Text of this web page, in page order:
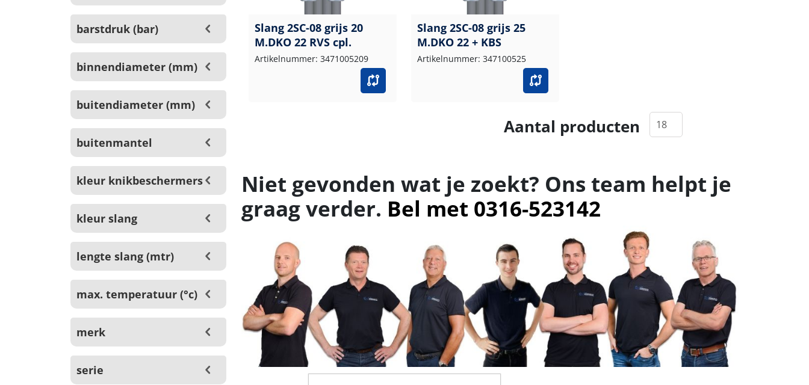
barstdruk (bar)
binnendiameter (mm)
buitendiameter (mm)
buitenmantel
kleur knikbeschermers
kleur slang
lengte slang (mtr)
max. temperatuur (°c)
merk
serie
Slang 2SC-08 grijs 20
M.DKO 22 RVS cpl.
Artikelnummer: 3471005209
Slang 2SC-08 grijs 25
M.DKO 22 + KBS
Artikelnummer: 347100525
Aantal producten
Niet gevonden wat je zoekt? Ons team helpt je
graag verder. Bel met 0316-523142